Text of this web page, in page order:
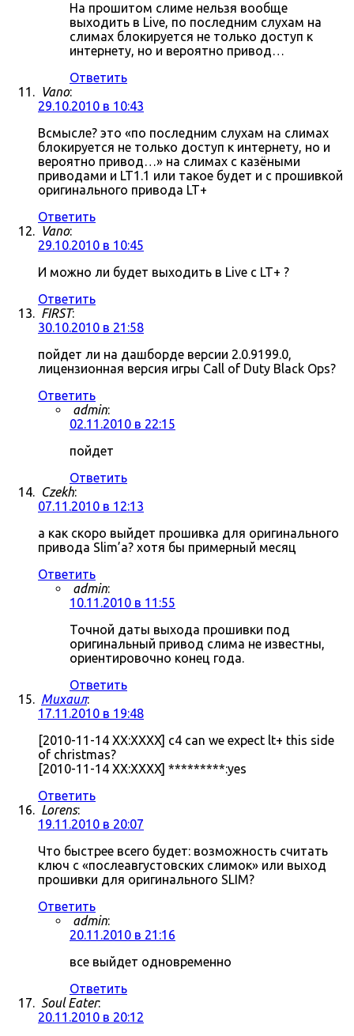
На прошитом слиме нельзя вообще
выходить в Live, по последним слухам на
слимах блокируется не только доступ к
интернету, но и вероятно привод…
Ответить
Vano:
29.10.2010 в 10:43
Всмысле? это «по последним слухам на слимах
блокируется не только доступ к интернету, но и
вероятно привод…» на слимах с казёными
приводами и LT1.1 или такое будет и с прошивкой
оригинального привода LT+
Ответить
Vano:
29.10.2010 в 10:45
И можно ли будет выходить в Live c LT+ ?
Ответить
FIRST:
30.10.2010 в 21:58
пойдет ли на дашборде версии 2.0.9199.0,
лицензионная версия игры Call of Duty Black Ops?
Ответить
admin:
02.11.2010 в 22:15
пойдет
Ответить
Czekh:
07.11.2010 в 12:13
а как скоро выйдет прошивка для оригинального
привода Slim’а? хотя бы примерный месяц
Ответить
admin:
10.11.2010 в 11:55
Точной даты выхода прошивки под
оригинальный привод слима не известны,
ориентировочно конец года.
Ответить
Михаил:
17.11.2010 в 19:48
[2010-11-14 XX:XXXX] c4 can we expect lt+ this side
of christmas?
[2010-11-14 XX:XXXX] *********:yes
Ответить
Lorens:
19.11.2010 в 20:07
Что быстрее всего будет: возможность считать
ключ с «послеавгустовских слимок» или выход
прошивки для оригинального SLIM?
Ответить
admin:
20.11.2010 в 21:16
все выйдет одновременно
Ответить
Soul Eater:
20.11.2010 в 20:12